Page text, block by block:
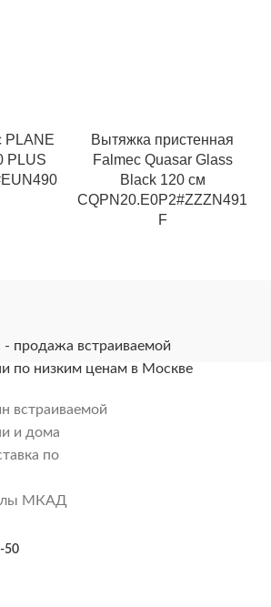
PLANE
PLUS
Вытяжка пристенная
Falmec Quasar Glass
Black 120 см
CQPN20.E0P2#ZZZN491
F
встраиваемой
и дома
по
МКАД
50